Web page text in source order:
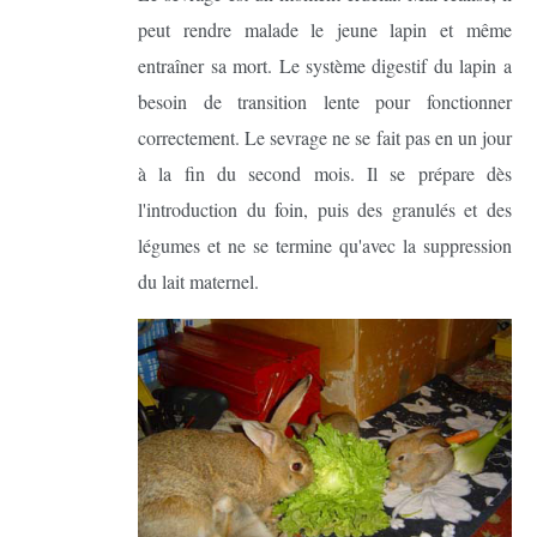
peut rendre malade le jeune lapin et même
entraîner sa mort. Le système digestif du lapin a
besoin de transition lente pour fonctionner
correctement. Le sevrage ne se fait pas en un jour
à la fin du second mois. Il se prépare dès
l'introduction du foin, puis des granulés et des
légumes et ne se termine qu'avec la suppression
du lait maternel.